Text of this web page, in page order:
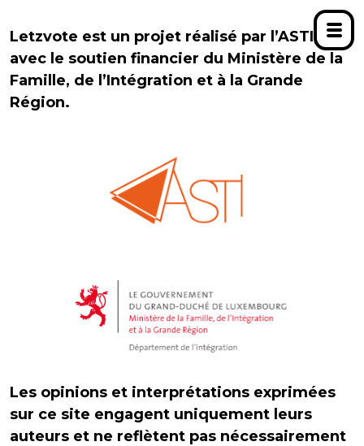
Letzvote est un projet réalisé par l’ASTI,
avec le soutien financier du Ministère de la
Famille, de l’Intégration et à la Grande
Région.
Les opinions et interprétations exprimées
sur ce site engagent uniquement leurs
auteurs et ne reflètent pas nécessairement